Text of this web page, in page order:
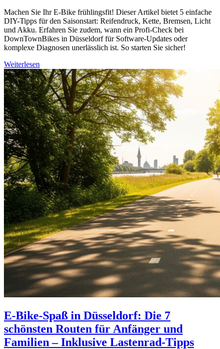
Machen Sie Ihr E-Bike frühlingsfit! Dieser Artikel bietet 5 einfache
DIY-Tipps für den Saisonstart: Reifendruck, Kette, Bremsen, Licht
und Akku. Erfahren Sie zudem, wann ein Profi-Check bei
DownTownBikes in Düsseldorf für Software-Updates oder
komplexe Diagnosen unerlässlich ist. So starten Sie sicher!
Weiterlesen
E-Bike-Spaß in Düsseldorf: Die 7
schönsten Routen für Anfänger und
Familien – Inklusive Lastenrad-Tipps